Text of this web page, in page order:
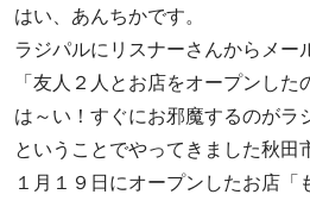
c
e
b
o
o
e
n
a
ck
et
e
er
e
はい、あんちかです。
ラジパルにリスナーさんからメー
「友人２人とお店をオープンし
は～い！すぐにお邪魔するのがラ
ということでやってきました秋田
１月１９日にオープンしたお店「